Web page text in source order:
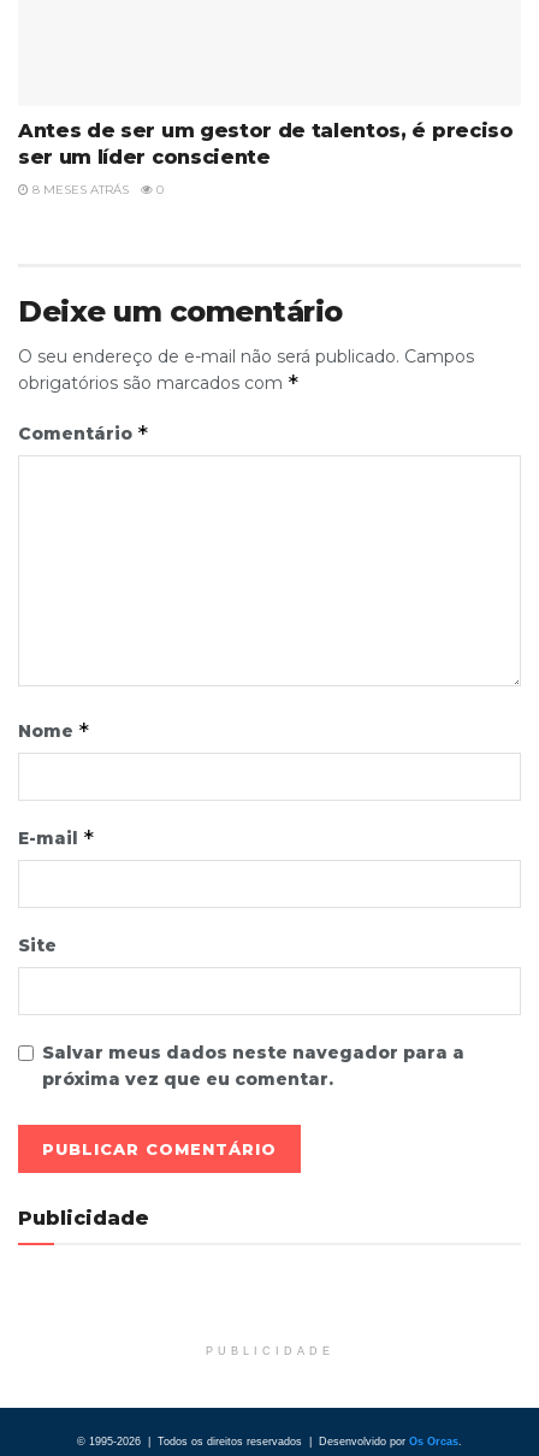
Antes de ser um gestor de talentos, é preciso
ser um líder consciente
8 MESES ATRÁS 0
Deixe um comentário
O seu endereço de e-mail não será publicado. Campos
obrigatórios são marcados com *
Comentário *
Nome *
E-mail *
Site
Salvar meus dados neste navegador para a
próxima vez que eu comentar.
Publicidade
PUBLICIDADE
© 1995-2026 | Todos os direitos reservados | Desenvolvido por Os Orcas